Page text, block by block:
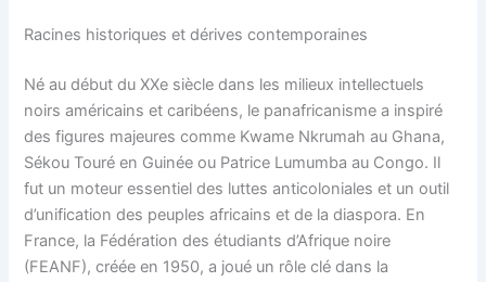
Racines historiques et dérives contemporaines
Né au début du XXe siècle dans les milieux intellectuels
noirs américains et caribéens, le panafricanisme a inspiré
des figures majeures comme Kwame Nkrumah au Ghana,
Sékou Touré en Guinée ou Patrice Lumumba au Congo. Il
fut un moteur essentiel des luttes anticoloniales et un outil
d’unification des peuples africains et de la diaspora. En
France, la Fédération des étudiants d’Afrique noire
(FEANF), créée en 1950, a joué un rôle clé dans la